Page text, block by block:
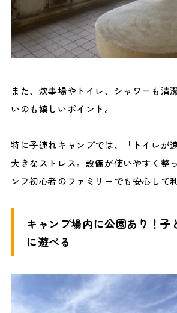
また、炊事場やトイレ、シャワーも清
いのも嬉しいポイント。
特に子連れキャンプでは、「トイレが
大きなストレス。設備が使いやすく整
ンプ初心者のファミリーでも安心して
キャンプ場内に公園あり！子
に遊べる